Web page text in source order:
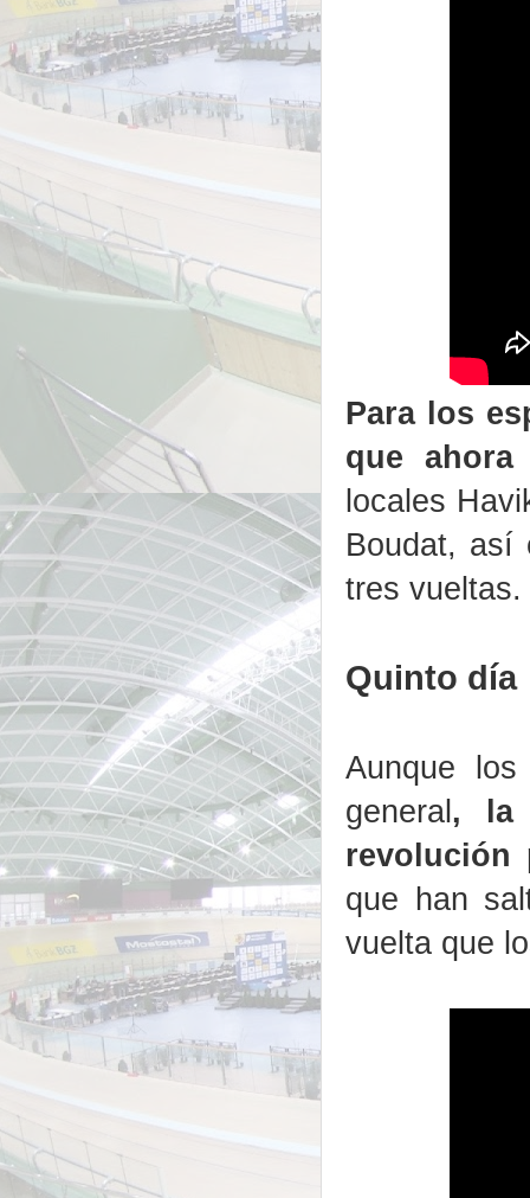
Para los
que
locales
Boudat, así
tres vueltas.
Quinto día
Aunque
general, la
revolución
que han
vuelta que